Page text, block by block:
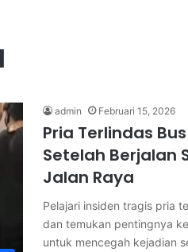
admin Februari 15, 2026
Pria Terlindas
Setelah Berjalan
Jalan Raya
Pelajari insiden tragis pria
dan temukan pentingnya
untuk mencegah kejadian